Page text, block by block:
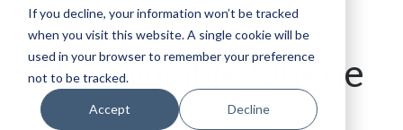
If you decline, your information won’t be tracked
when you visit this website. A single cookie will be
used in your browser to remember your preference
not to be tracked.
Accept Decline
The Invisible Queue